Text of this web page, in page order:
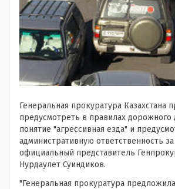
Генеральная прокуратура Казахстана
предусмотреть в правилах дорожного
понятие "агрессивная езда" и
административную ответственность
официальный представитель
Нурдаулет Суиндиков.
"Генеральная прокуратура